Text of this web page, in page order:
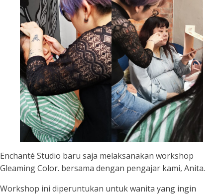
Enchanté Studio baru saja melaksanakan workshop
Gleaming Color. bersama dengan pengajar kami, Anita.
Workshop ini diperuntukan untuk wanita yang ingin